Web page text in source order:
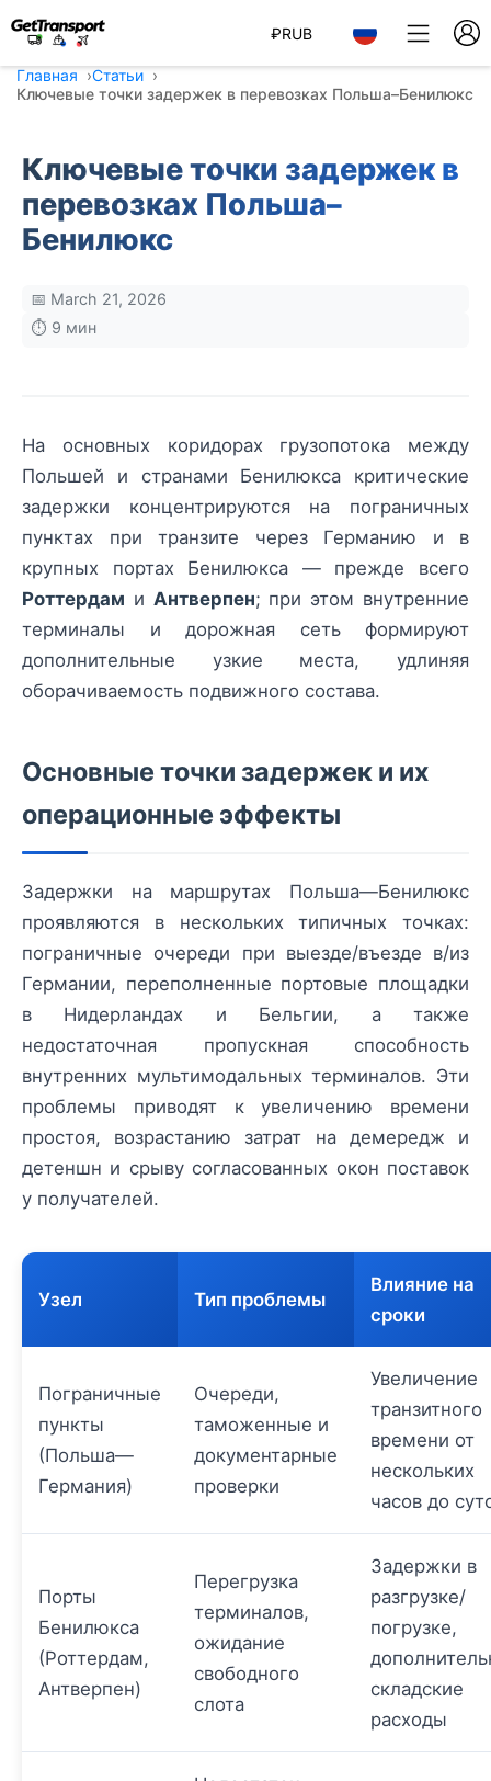
₽RUB
Главная
Статьи
Ключевые точки задержек в перевозках Польша–Бенилюкс
Ключевые точки задержек в
перевозках Польша–
Бенилюкс
📅 March 21, 2026
⏱️ 9 мин
На основных коридорах грузопотока между
Польшей и странами Бенилюкса критические
задержки концентрируются на пограничных
пунктах при транзите через Германию и в
крупных портах Бенилюкса — прежде всего
Роттердам и Антверпен; при этом внутренние
терминалы и дорожная сеть формируют
дополнительные узкие места, удлиняя
оборачиваемость подвижного состава.
Основные точки задержек и их
операционные эффекты
Задержки на маршрутах Польша—Бенилюкс
проявляются в нескольких типичных точках:
пограничные очереди при выезде/въезде в/из
Германии, переполненные портовые площадки
в Нидерландах и Бельгии, а также
недостаточная пропускная способность
внутренних мультимодальных терминалов. Эти
проблемы приводят к увеличению времени
простоя, возрастанию затрат на демередж и
детеншн и срыву согласованных окон поставок
у получателей.
Узел Тип проблемы
Влияние на
сроки
Пограничные
пункты
(Польша—
Германия)
Очереди,
таможенные и
документарные
проверки
Увеличение
транзитного
времени от
нескольких
часов до
Порты
Бенилюкса
(Роттердам,
Антверпен)
Перегрузка
терминалов,
ожидание
свободного
слота
Задержки в
разгрузке/
погрузке,
складские
расходы